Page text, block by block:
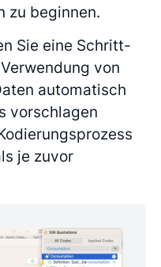
zu beginnen.
Sie eine Schritt-
von
automatisch
vorschlagen
je zuvor